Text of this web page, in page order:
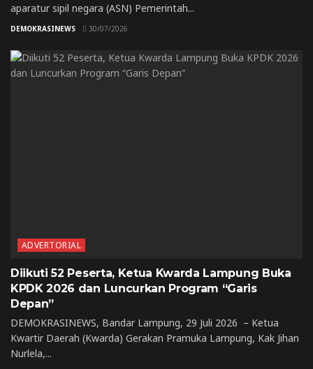
aparatur sipil negara (ASN) Pemerintah...
DEMOKRASINEWS 30/07/2026
ADVERTORIAL
Diikuti 52 Peserta, Ketua Kwarda Lampung Buka
KPDK 2026 dan Luncurkan Program “Garis
Depan”
DEMOKRASINEWS, Bandar Lampung, 29 Juli 2026 – Ketua
Kwartir Daerah (Kwarda) Gerakan Pramuka Lampung, Kak Jihan
Nurlela,...